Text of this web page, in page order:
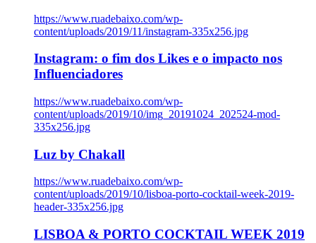
https://www.ruadebaixo.com/wp-
content/uploads/2019/11/instagram-335x256.jpg
Instagram: o fim dos Likes e o impacto nos
Influenciadores
https://www.ruadebaixo.com/wp-
content/uploads/2019/10/img_20191024_202524-mod-
335x256.jpg
Luz by Chakall
https://www.ruadebaixo.com/wp-
content/uploads/2019/10/lisboa-porto-cocktail-week-2019-
header-335x256.jpg
LISBOA & PORTO COCKTAIL WEEK 2019